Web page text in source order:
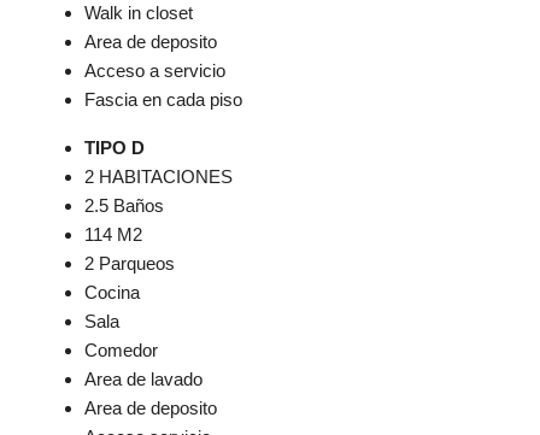
Walk in closet
Area de deposito
Acceso a servicio
Fascia en cada piso
TIPO D
2 HABITACIONES
2.5 Baños
114 M2
2 Parqueos
Cocina
Sala
Comedor
Area de lavado
Area de deposito